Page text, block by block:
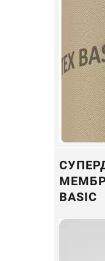
BASIC